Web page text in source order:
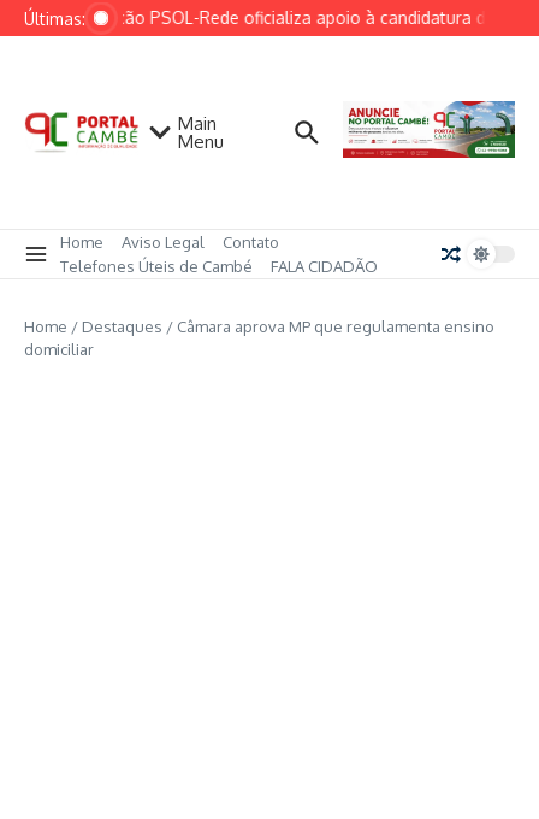
Ir para o conteúdo
Últimas:Federação PSOL-Rede oficializa apoio à candidatura de Lula
Main
Menu
Home Aviso Legal
Contato
Telefones Úteis de Cambé
FALA CIDADÃO
Home / Destaques / Câmara aprova MP que regulamenta ensino
domiciliar